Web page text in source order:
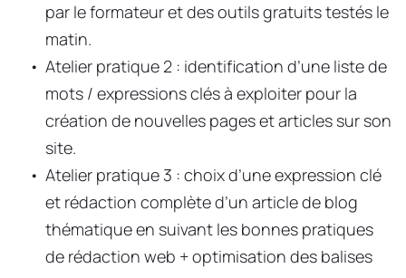
par le formateur et des outils gratuits testés le
matin.
Atelier pratique 2 : identification d’une liste de
mots / expressions clés à exploiter pour la
création de nouvelles pages et articles sur son
site.
Atelier pratique 3 : choix d’une expression clé
et rédaction complète d’un article de blog
thématique en suivant les bonnes pratiques
de rédaction web + optimisation des balises